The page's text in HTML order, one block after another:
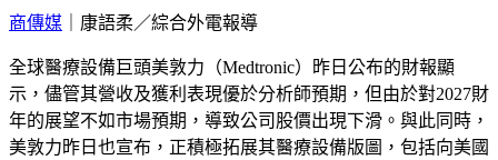
商傳媒 ｜康語柔／綜合外電報導
全球醫療設備巨頭美敦力（Medtronic）昨日公布的財報顯
示，儘管其營收及獲利表現優於分析師預期，但由於對2027財
年的展望不如市場預期，導致公司股價出現下滑。與此同時，
美敦力昨日也宣布，正積極拓展其醫療設備版圖，包括向美國